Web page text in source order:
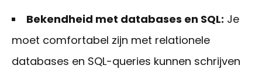
Bekendheid met databases en SQL: Je
moet comfortabel zijn met relationele
databases en SQL-queries kunnen schrijven